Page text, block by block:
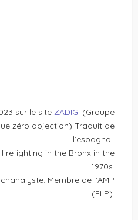
sur le site ZADIG. (Groupe
zéro abjection) Traduit de
l’espagnol.
in the Bronx in the
1970s.
Membre de l’AMP
(ELP).